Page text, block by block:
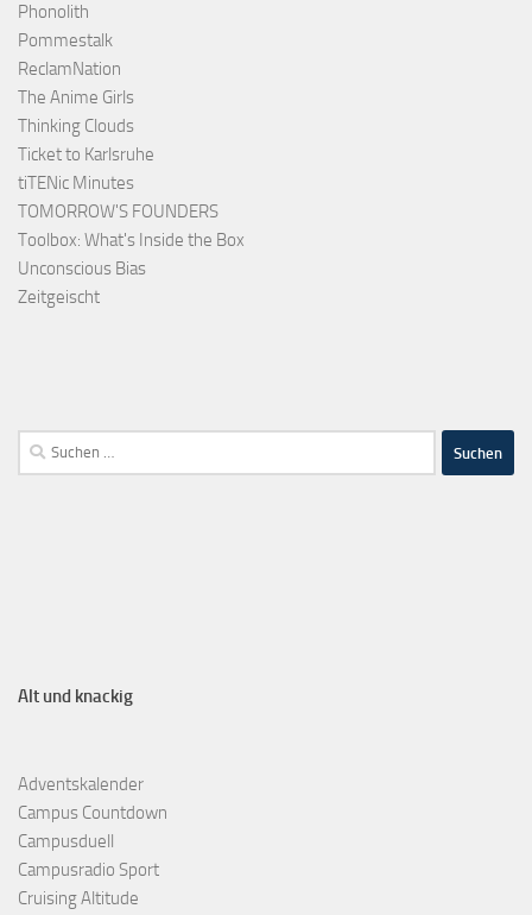
Phonolith
Pommestalk
ReclamNation
The Anime Girls
Thinking Clouds
Ticket to Karlsruhe
tiTENic Minutes
TOMORROW'S FOUNDERS
Toolbox: What's Inside the Box
Unconscious Bias
Zeitgeischt
Alt und knackig
Adventskalender
Campus Countdown
Campusduell
Campusradio Sport
Cruising Altitude